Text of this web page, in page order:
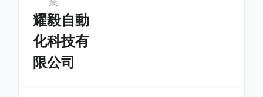
耀毅自動
化科技有
限公司